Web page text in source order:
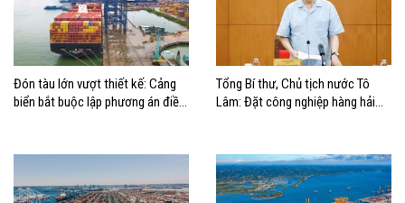
Đón tàu lớn vượt thiết kế: Cảng
biển bắt buộc lập phương án điều
Tổng Bí thư, Chủ tịch nước Tô
Lâm: Đặt công nghiệp hàng hải
biển mạnh